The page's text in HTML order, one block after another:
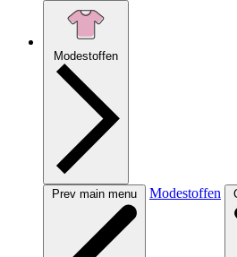
Modestoffen
Prev main menu Modestoffen